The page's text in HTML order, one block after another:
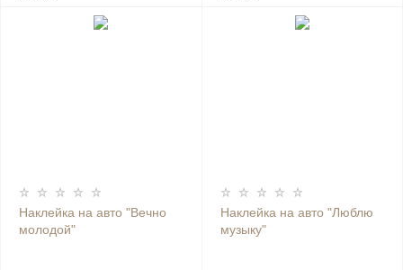
Наклейка на авто "Вечно
молодой"
Наклейка на авто "Люблю
музыку"